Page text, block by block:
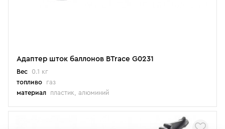
Адаптер шток баллонов BTrace G0231
Вес
0.1 кг
топливо
газ
материал
пластик, алюминий